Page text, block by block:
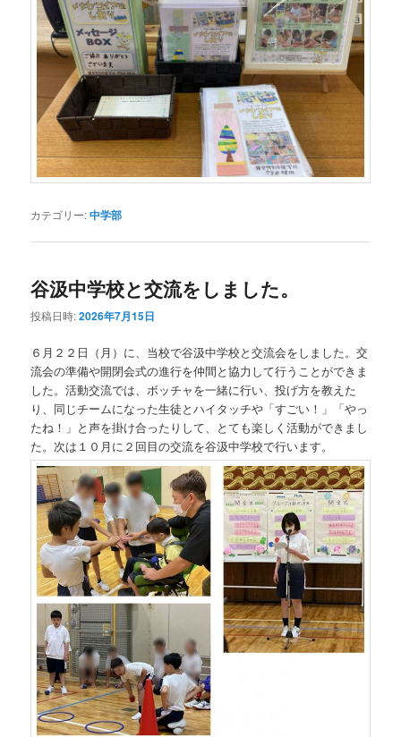
カテゴリー:中学部
谷汲中学校と交流をしました。
投稿日時:2026年7月15日
６月２２日（月）に、当校で谷汲中学校と交流会をしました。交
流会の準備や開閉会式の進行を仲間と協力して行うことができま
した。活動交流では、ボッチャを一緒に行い、投げ方を教えた
り、同じチームになった生徒とハイタッチや「すごい！」「やっ
たね！」と声を掛け合ったりして、とても楽しく活動ができまし
た。次は１０月に２回目の交流を谷汲中学校で行います。